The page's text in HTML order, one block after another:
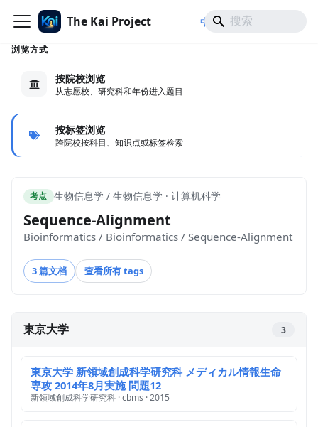
The Kai Project 中文/ 日本語
浏览方式
按院校浏览
从志愿校、研究科和年份进入题目
按标签浏览
跨院校按科目、知识点或标签检索
考点 生物信息学 / 生物信息学 · 计算机科学
Sequence-Alignment
Bioinformatics / Bioinformatics / Sequence-Alignment
3 篇文档 查看所有 tags
東京大学 3
東京大学 新領域創成科学研究科 メディカル情報生命
専攻 2014年8月実施 問題12
新領域創成科学研究科 · cbms · 2015